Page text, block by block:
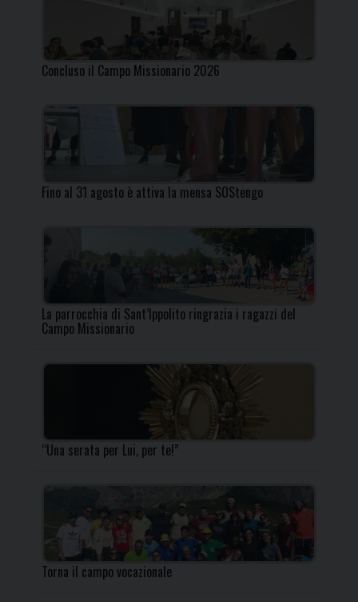
Concluso il Campo Missionario 2026
Fino al 31 agosto è attiva la mensa SOStengo
La parrocchia di Sant’Ippolito ringrazia i ragazzi del
Campo Missionario
“Una serata per Lui, per te!”
Torna il campo vocazionale